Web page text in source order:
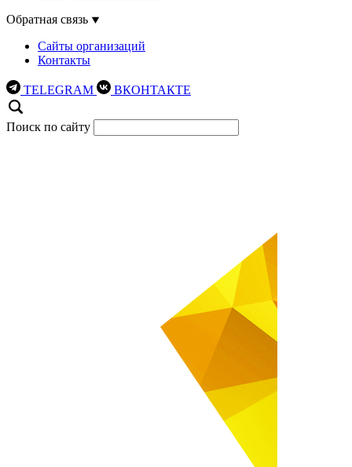
Обратная связь
Сайты организаций
Контакты
TELEGRAM ВКОНТАКТЕ
Поиск по сайту